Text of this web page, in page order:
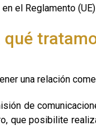
el Reglamento
qué
una relación
de
que posibilite